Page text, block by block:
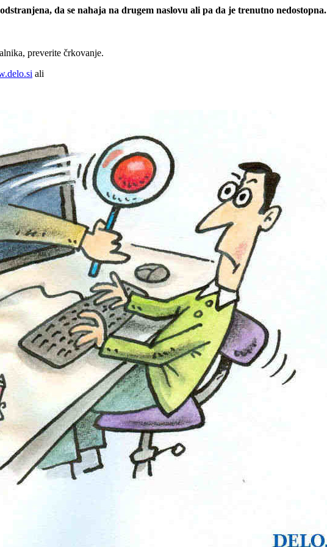
da se nahaja na drugem naslovu ali pa da je trenutno nedostopna.
preverite črkovanje.
ali